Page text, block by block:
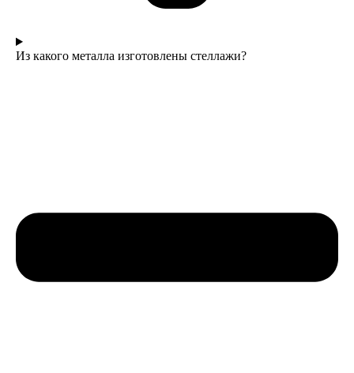
Из какого металла изготовлены стеллажи?